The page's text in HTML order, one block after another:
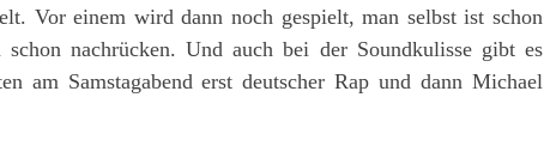
Vor einem wird dann noch gespielt, man selbst ist schon
nachrücken. Und auch bei der Soundkulisse gibt es
am Samstagabend erst deutscher Rap und dann Michael